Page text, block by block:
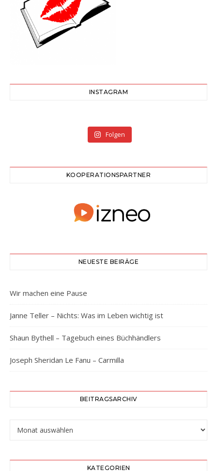
INSTAGRAM
Folgen
KOOPERATIONSPARTNER
NEUESTE BEIRÄGE
Wir machen eine Pause
Janne Teller – Nichts: Was im Leben wichtig ist
Shaun Bythell – Tagebuch eines Büchhändlers
Joseph Sheridan Le Fanu – Carmilla
BEITRAGSARCHIV
KATEGORIEN